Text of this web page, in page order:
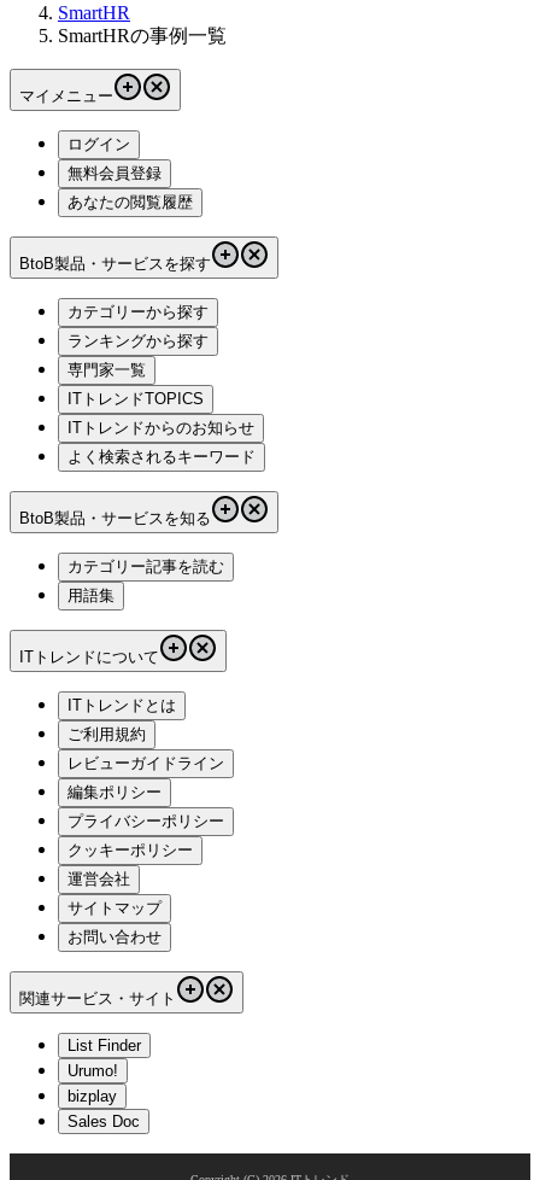
SmartHR
SmartHRの事例一覧
マイメニュー
ログイン
無料会員登録
あなたの閲覧履歴
BtoB製品・サービスを探す
カテゴリーから探す
ランキングから探す
専門家一覧
ITトレンドTOPICS
ITトレンドからのお知らせ
よく検索されるキーワード
BtoB製品・サービスを知る
カテゴリー記事を読む
用語集
ITトレンドについて
ITトレンドとは
ご利用規約
レビューガイドライン
編集ポリシー
プライバシーポリシー
クッキーポリシー
運営会社
サイトマップ
お問い合わせ
関連サービス・サイト
List Finder
Urumo!
bizplay
Sales Doc